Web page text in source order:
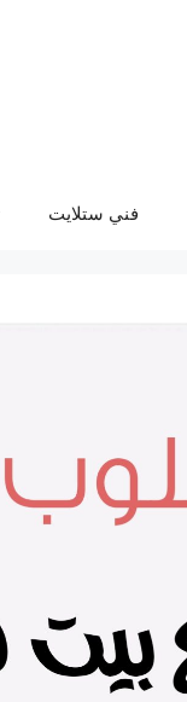
فني ستلايت